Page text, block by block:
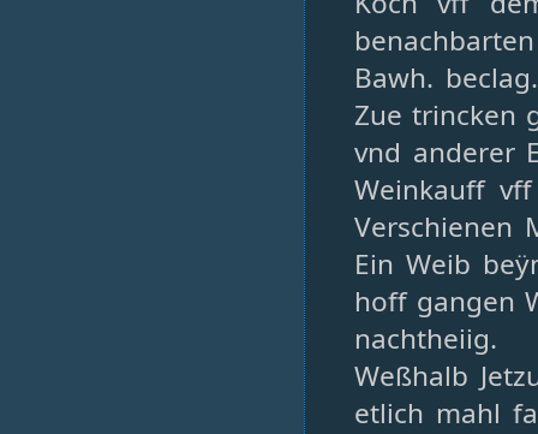
Bawh.
Zue trincken
vnd anderer
Weinkauff
Verschienen
Ein Weib
hoff gangen
nachtheiig.
Weßhalb
etlich mahl